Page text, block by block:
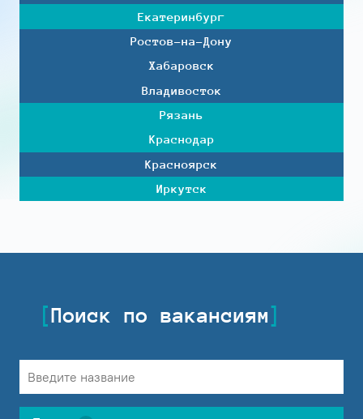
Екатеринбург
Ростов-на-Дону
Хабаровск
Владивосток
Рязань
Краснодар
Красноярск
Иркутск
Поиск по вакансиям